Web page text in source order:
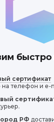
ибыстро
сертификат
на телефон и e-
РФ